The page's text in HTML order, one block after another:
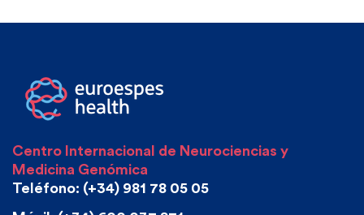
Centro Internacional de Neurociencias y
Medicina Genómica
Teléfono: (+34) 981 78 05 05